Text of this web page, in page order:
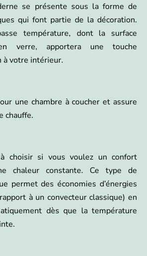
se présente sous la forme de
qui font partie de la décoration.
température, dont la surface
verre, apportera une touche
à votre intérieur.
une chambre à coucher et assure
chauffe.
choisir si vous voulez un confort
chaleur constante. Ce type de
permet des économies d’énergies
à un convecteur classique) en
dès que la température